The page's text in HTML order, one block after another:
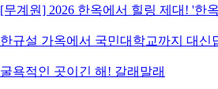
[무계원] 2026 한옥에서 힐링 제대! '한
한규설 가옥에서 국민대학교까지 대신
굴욕적인 곳이긴 해! 갈래말래